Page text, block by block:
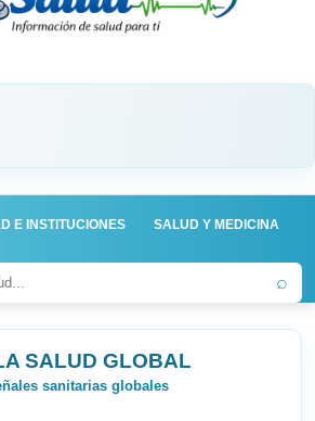
E INSTITUCIONES SALUD Y MEDICINA
⌕
SALUD GLOBAL
sanitarias globales